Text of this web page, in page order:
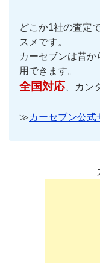
どこか1社の査定
スメです。
カーセブンは昔か
用できます。
全国対応、カン
≫カーセブン公式